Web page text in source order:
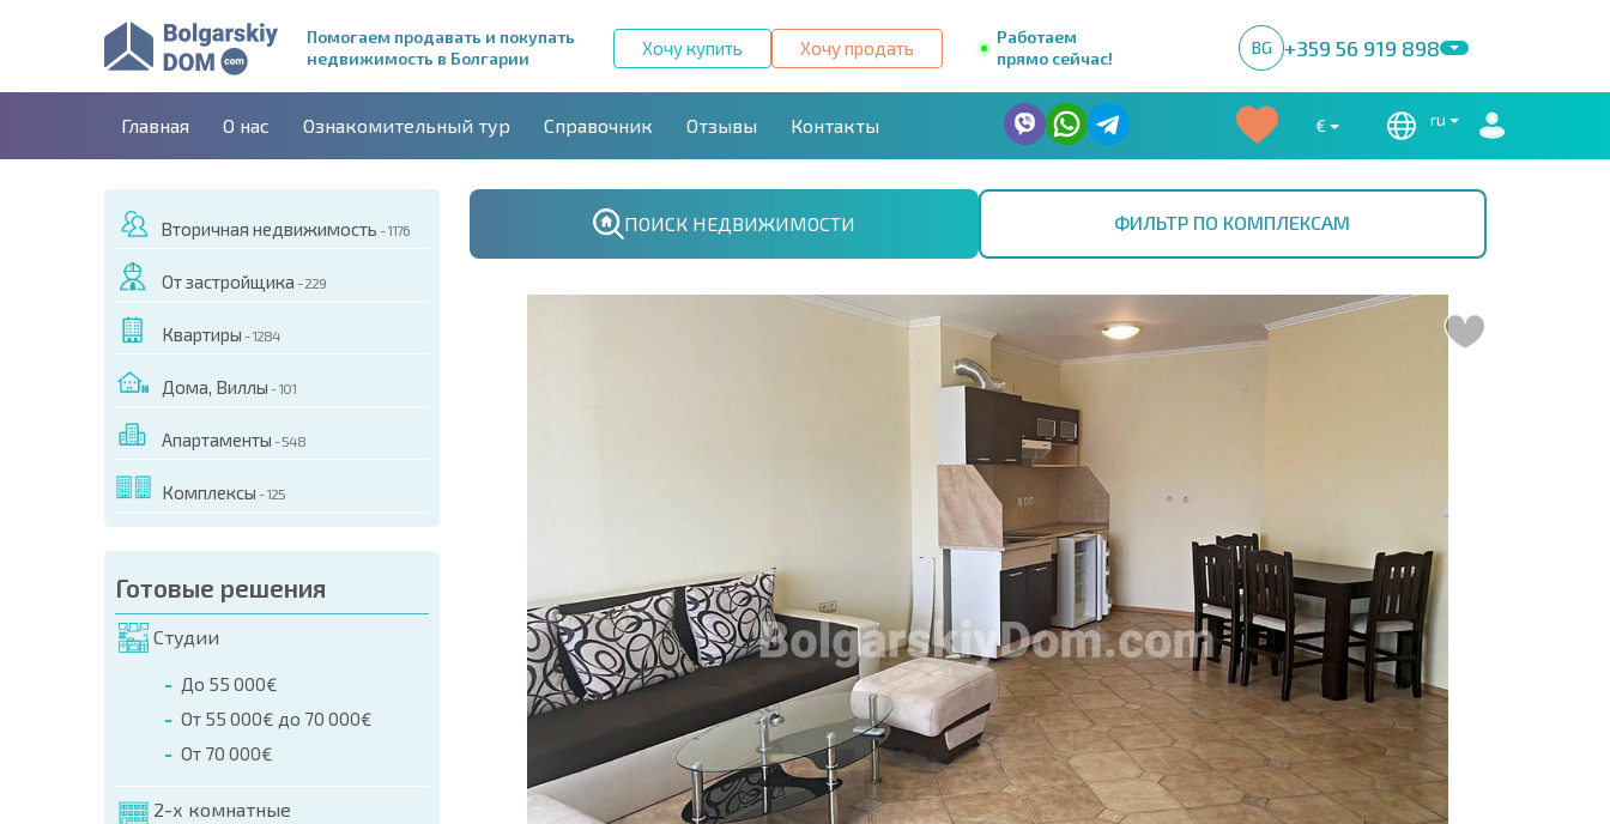
Помогаем продавать и покупать
недвижимость в Болгарии
Хочу купить Хочу продать
Работаем
прямо сейчас!
BG +359 56 919 898
Главная О нас Ознакомительный тур Справочник Отзывы Контакты € ru
Вторичная недвижимость - 1176
От застройщика - 229
Квартиры - 1284
Дома, Виллы - 101
Апартаменты - 548
Комплексы - 125
Готовые решения
Студии
До 55 000€
От 55 000€ до 70 000€
От 70 000€
2-х комнатные
ПОИСК НЕДВИЖИМОСТИ ФИЛЬТР ПО КОМПЛЕКСАМ
ЭТОГО ОБЪЕКТА
телефонам:
+359 8 9797 99 03